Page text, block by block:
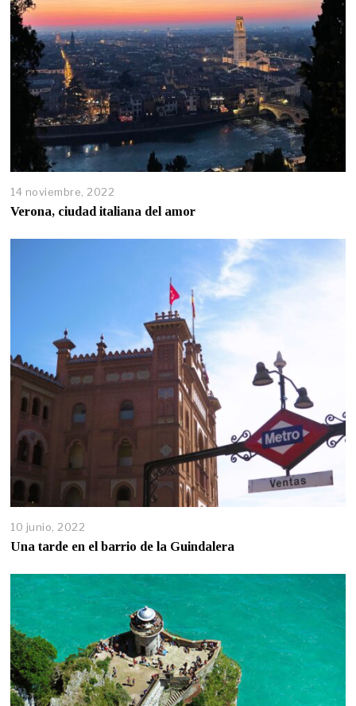
14 noviembre, 2022
Verona, ciudad italiana del amor
10 junio, 2022
Una tarde en el barrio de la Guindalera